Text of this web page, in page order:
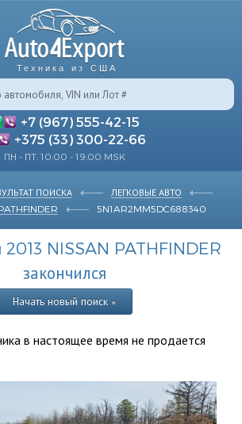
Техника из США
+7 (967) 555-42-15
+375 (33) 300-22-66
ПН - ПТ: 10:00 - 19:00 MSK
ПОИСКА
ЛЕГКОВЫЕ АВТО
5N1AR2MM5DC688340
2013 NISSAN PATHFINDER
закончился
Начать новый поиск »
в настоящее время не продается